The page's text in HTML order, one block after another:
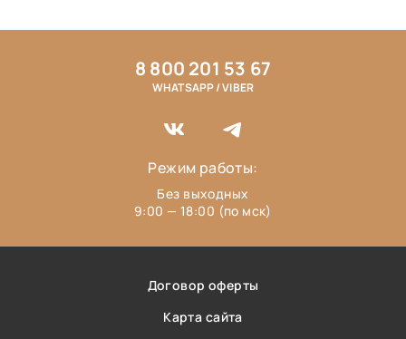
Договор оферты
Карта сайта
8 800 201 53 67
WHATSAPP / VIBER
Режим работы:
Без выходных
9:00 — 18:00 (по мск)